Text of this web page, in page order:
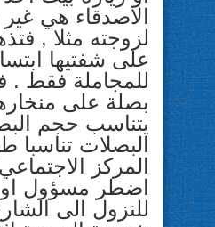
الاصدقاء هي
لزوجته مثلا ,
على شفتيها
للمجاملة فقط .
بصلة على
يتناسب حجم
البصلات تناسبا
المركز
اضطر مسؤول او
للنزول الى